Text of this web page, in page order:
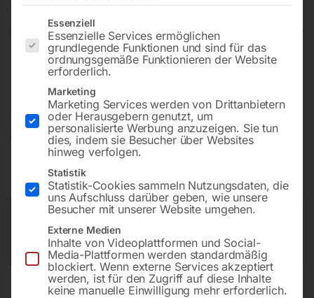
Nicht vorrätig
3 Meter, Ø 150mm inkl. Absaughaube und Wandhalter
1.512,00
Lieferzeit:Auf Nachfrage
Versandkosten Standard (Österreich):€0,00
Bitte beachten Sie: Die Versandkosten gelten für Österreich.
Andere Länder können abweichen.
Es folgt eine Liste der Service-Gruppen, für die eine
Essenziell
Essenzielle Services ermöglichen
grundlegende Funktionen und sind für das
ordnungsgemäße Funktionieren der Website
erforderlich.
Marketing
Marketing Services werden von Drittanbietern
oder Herausgebern genutzt, um
personalisierte Werbung anzuzeigen. Sie tun
dies, indem sie Besucher über Websites
hinweg verfolgen.
Statistik
Statistik-Cookies sammeln Nutzungsdaten, die
uns Aufschluss darüber geben, wie unsere
Besucher mit unserer Website umgehen.
Externe Medien
Inhalte von Videoplattformen und Social-
Media-Plattformen werden standardmäßig
blockiert. Wenn externe Services akzeptiert
werden, ist für den Zugriff auf diese Inhalte
keine manuelle Einwilligung mehr erforderlich.